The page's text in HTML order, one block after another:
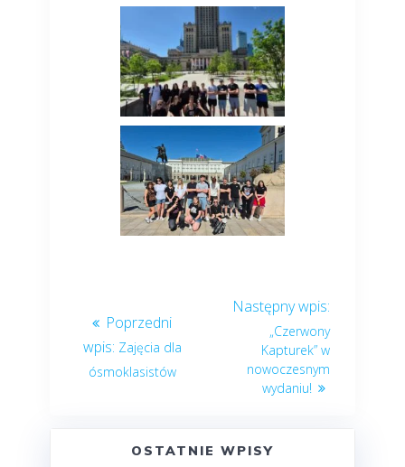
Zajęcia dla
ósmoklasistów
„Czerwony
Kapturek” w
nowoczesnym
wydaniu!
OSTATNIE WPISY